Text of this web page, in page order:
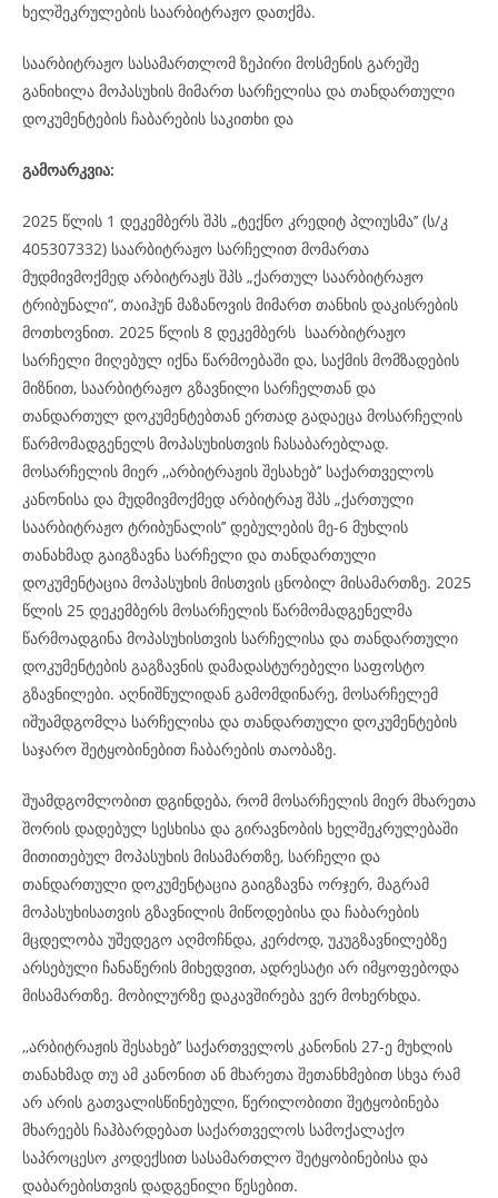
ხელშეკრულების საარბიტრაჟო დათქმა.
საარბიტრაჟო სასამართლომ ზეპირი მოსმენის გარეშე
განიხილა მოპასუხის მიმართ სარჩელისა და თანდართული
დოკუმენტების ჩაბარების საკითხი და
გამოარკვია:
2025 წლის 1 დეკემბერს შპს „ტექნო კრედიტ პლიუსმა’’ (ს/კ
405307332) საარბიტრაჟო სარჩელით მომართა
მუდმივმოქმედ არბიტრაჟს შპს „ქართულ საარბიტრაჟო
ტრიბუნალი“, თაიჰუნ მაზანოვის მიმართ თანხის დაკისრების
მოთხოვნით. 2025 წლის 8 დეკემბერს საარბიტრაჟო
სარჩელი მიღებულ იქნა წარმოებაში და, საქმის მომზადების
მიზნით, საარბიტრაჟო გზავნილი სარჩელთან და
თანდართულ დოკუმენტებთან ერთად გადაეცა მოსარჩელის
წარმომადგენელს მოპასუხისთვის ჩასაბარებლად.
მოსარჩელის მიერ ,,არბიტრაჟის შესახებ’’ საქართველოს
კანონისა და მუდმივმოქმედ არბიტრაჟ შპს „ქართული
საარბიტრაჟო ტრიბუნალის’’ დებულების მე-6 მუხლის
თანახმად გაიგზავნა სარჩელი და თანდართული
დოკუმენტაცია მოპასუხის მისთვის ცნობილ მისამართზე. 2025
წლის 25 დეკემბერს მოსარჩელის წარმომადგენელმა
წარმოადგინა მოპასუხისთვის სარჩელისა და თანდართული
დოკუმენტების გაგზავნის დამადასტურებელი საფოსტო
გზავნილები. აღნიშნულიდან გამომდინარე, მოსარჩელემ
იშუამდგომლა სარჩელისა და თანდართული დოკუმენტების
საჯარო შეტყობინებით ჩაბარების თაობაზე.
შუამდგომლობით დგინდება, რომ მოსარჩელის მიერ მხარეთა
შორის დადებულ სესხისა და გირავნობის ხელშეკრულებაში
მითითებულ მოპასუხის მისამართზე, სარჩელი და
თანდართული დოკუმენტაცია გაიგზავნა ორჯერ, მაგრამ
მოპასუხისათვის გზავნილის მიწოდებისა და ჩაბარების
მცდელობა უშედეგო აღმოჩნდა, კერძოდ, უკუგზავნილებზე
არსებული ჩანაწერის მიხედვით, ადრესატი არ იმყოფებოდა
მისამართზე. მობილურზე დაკავშირება ვერ მოხერხდა.
,,არბიტრაჟის შესახებ’’ საქართველოს კანონის 27-ე მუხლის
თანახმად თუ ამ კანონით ან მხარეთა შეთანხმებით სხვა რამ
არ არის გათვალისწინებული, წერილობითი შეტყობინება
მხარეებს ჩაჰბარდებათ საქართველოს სამოქალაქო
საპროცესო კოდექსით სასამართლო შეტყობინებისა და
დაბარებისთვის დადგენილი წესებით.